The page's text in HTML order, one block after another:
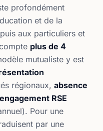
profondément
et de la
aux particuliers et
plus de 4
mutualiste y est
régionaux, absence
engagement RSE
Pour une
par une